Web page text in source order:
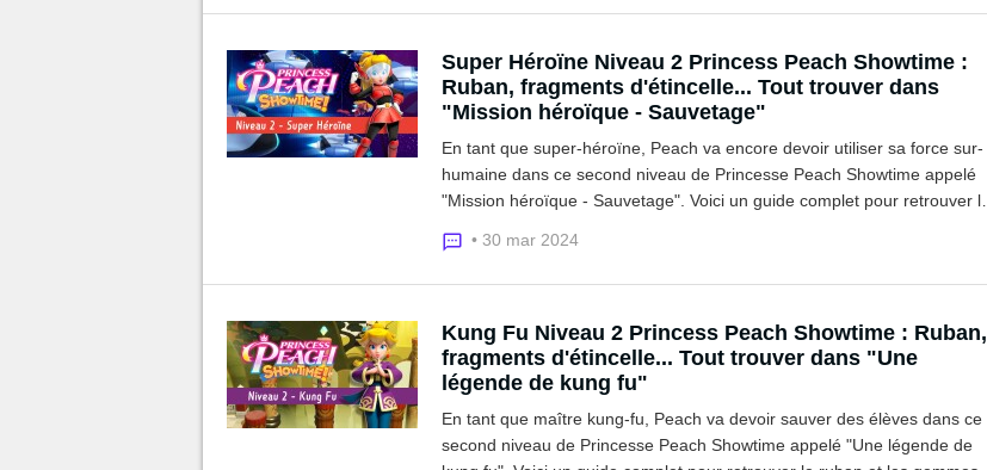
Super Héroïne Niveau 2 Princess Peach Showtime :
Ruban, fragments d'étincelle... Tout trouver dans
"Mission héroïque - Sauvetage"
En tant que super-héroïne, Peach va encore devoir utiliser sa force sur-
humaine dans ce second niveau de Princesse Peach Showtime appelé
"Mission héroïque - Sauvetage". Voici un guide complet pour retrouver le
• 30 mar 2024
Kung Fu Niveau 2 Princess Peach Showtime : Ruban,
fragments d'étincelle... Tout trouver dans "Une
légende de kung fu"
En tant que maître kung-fu, Peach va devoir sauver des élèves dans ce
second niveau de Princesse Peach Showtime appelé "Une légende de